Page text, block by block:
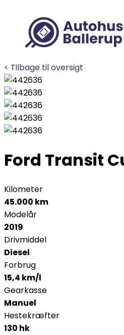
< Tilbage til oversigt
Ford Transit
Kilometer
45.000 km
Modelår
2019
Drivmiddel
Diesel
Forbrug
15,4 km/l
Gearkasse
Manuel
Hestekræfter
130 hk